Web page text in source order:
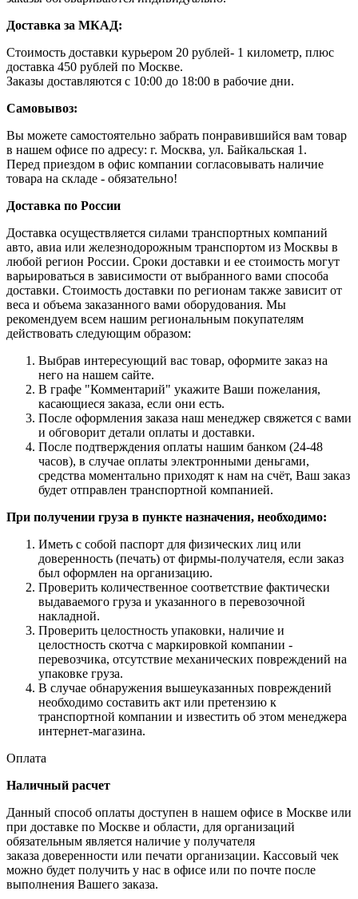
Доставка за МКАД:
Стоимость доставки курьером 20 рублей- 1 километр, плюс
доставка 450 рублей по Москве.
Заказы доставляются с 10:00 до 18:00 в рабочие дни.
Самовывоз:
Вы можете самостоятельно забрать понравившийся вам товар
в нашем офисе по адресу: г. Москва, ул. Байкальская 1.
Перед приездом в офис компании согласовывать наличие
товара на складе - обязательно!
Доставка по России
Доставка осуществляется силами транспортных компаний
авто, авиа или железнодорожным транспортом из Москвы в
любой регион России. Сроки доставки и ее стоимость могут
варьироваться в зависимости от выбранного вами способа
доставки. Стоимость доставки по регионам также зависит от
веса и объема заказанного вами оборудования. Мы
рекомендуем всем нашим региональным покупателям
действовать следующим образом:
Выбрав интересующий вас товар, оформите заказ на
него на нашем сайте.
В графе "Комментарий" укажите Ваши пожелания,
касающиеся заказа, если они есть.
После оформления заказа наш менеджер свяжется с вами
и обговорит детали оплаты и доставки.
После подтверждения оплаты нашим банком (24-48
часов), в случае оплаты электронными деньгами,
средства моментально приходят к нам на счёт, Ваш заказ
будет отправлен транспортной компанией.
При получении груза в пункте назначения, необходимо:
Иметь с собой паспорт для физических лиц или
доверенность (печать) от фирмы-получателя, если заказ
был оформлен на организацию.
Проверить количественное соответствие фактически
выдаваемого груза и указанного в перевозочной
накладной.
Проверить целостность упаковки, наличие и
целостность скотча с маркировкой компании -
перевозчика, отсутствие механических повреждений на
упаковке груза.
В случае обнаружения вышеуказанных повреждений
необходимо составить акт или претензию к
транспортной компании и известить об этом менеджера
интернет-магазина.
Оплата
Наличный расчет
Данный способ оплаты доступен в нашем офисе в Москве или
при доставке по Москве и области, для организаций
обязательным является наличие у получателя
заказа доверенности или печати организации. Кассовый чек
можно будет получить у нас в офисе или по почте после
выполнения Вашего заказа.